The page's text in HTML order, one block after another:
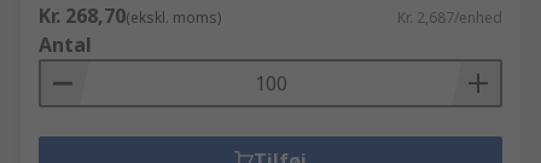
Kr. 268,70(ekskl. moms) Kr. 2,687/enhed
Antal